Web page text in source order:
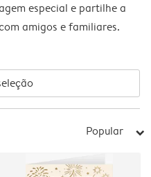
especial e partilhe a
amigos e familiares.
Popular arrow_right